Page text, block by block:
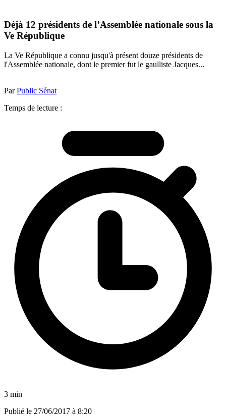
Déjà 12 présidents de l’Assemblée nationale sous la
Ve République
La Ve République a connu jusqu'à présent douze présidents de
l'Assemblée nationale, dont le premier fut le gaulliste Jacques...
ParPublic Sénat
Temps de lecture :
3 min
Publié le 27/06/2017 à 8:20